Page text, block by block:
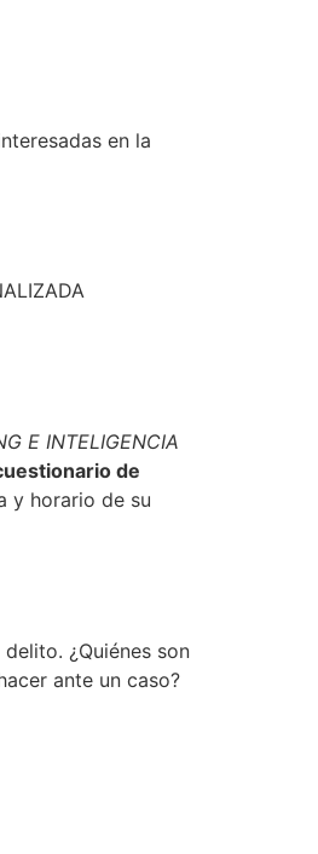
en la
E INTELIGENCIA
de
y horario de su
¿Quiénes son
ante un caso?